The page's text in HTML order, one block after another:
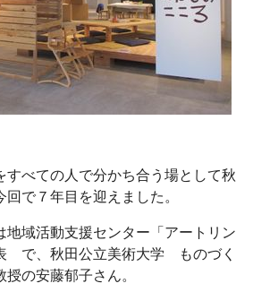
すべての人で分かち合う場として秋
で７年目を迎えました。
地域活動支援センター「アートリン
で、秋田公立美術大学 ものづく
の安藤郁子さん。